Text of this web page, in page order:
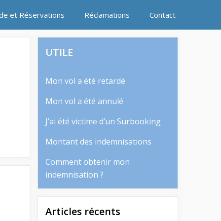
et Réservations Réclamations Contact
UTILE
Mon vol a été retardé
Mon vol a été annulé
J’ai été victime d’un Surbooking
Montant des indemnisations
Comment obtenir mon
indemnisation ?
Articles récents